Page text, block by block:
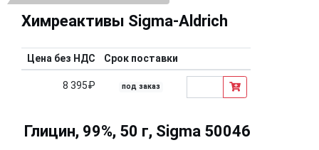
Химреактивы Sigma-Aldrich
Цена без НДС Срок поставки
8 395₽ под заказ
Глицин, 99%, 50 г, Sigma 50046